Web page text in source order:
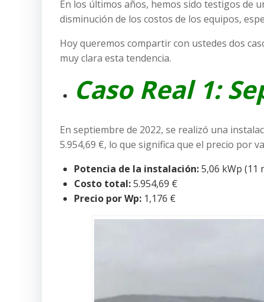
En los últimos años, hemos sido testigos de
disminución de los costos de los equipos,
Hoy queremos compartir con ustedes dos
muy clara esta tendencia.
Caso Real 1:
En septiembre de 2022, se realizó una
5.954,69 €, lo que significa que el precio por
Potencia de la instalación:5,06 kWp (11
Costo total:5.954,69 €
Precio por Wp: 1,176 €